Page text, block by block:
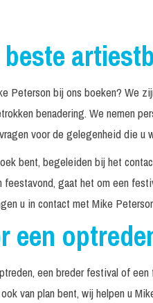
Peterson bij ons boeken? We
benadering. We nemen
voor de gelegenheid die u
bent, begeleiden bij het
feestavond, gaat het om een
u in contact met Mike
een
een breder festival of
van plan bent, wij helpen u